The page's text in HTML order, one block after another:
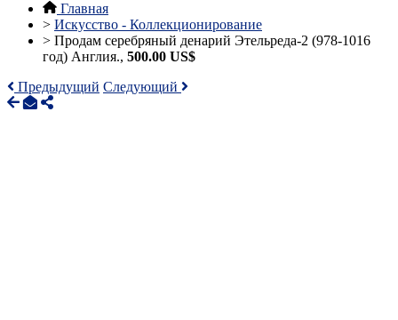
Главная
> Искусство - Коллекционирование
> Продам серебряный денарий Этельреда-2 (978-1016
год) Англия., 500.00 US$
Предыдущий Следующий